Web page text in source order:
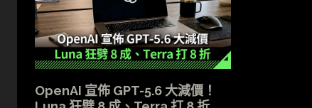
OpenAI 宣佈 GPT-5.6 大減價！